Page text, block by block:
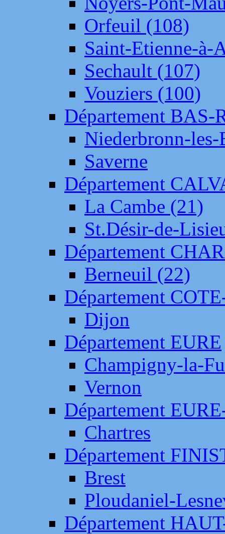
Orfeuil (108)
Saint-Etienne-à-
Sechault (107)
Vouziers (100)
Département BAS-
Niederbronn-
Saverne
Département
La Cambe (21)
St.Désir-de-
Département
Berneuil (22)
Département
Dijon
Département EURE
Champigny-la-
Vernon
Département
Chartres
Département
Brest
Ploudaniel-
Département